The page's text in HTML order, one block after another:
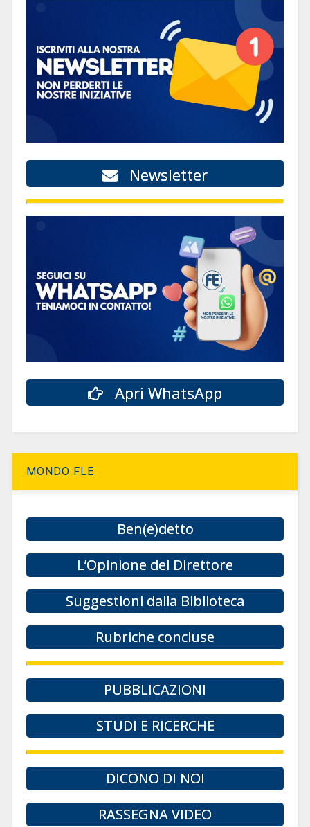
Newsletter
Apri WhatsApp
MONDO FLE
Ben(e)detto
L’Opinione del Direttore
Suggestioni dalla Biblioteca
Rubriche concluse
PUBBLICAZIONI
STUDI E RICERCHE
DICONO DI NOI
RASSEGNA VIDEO